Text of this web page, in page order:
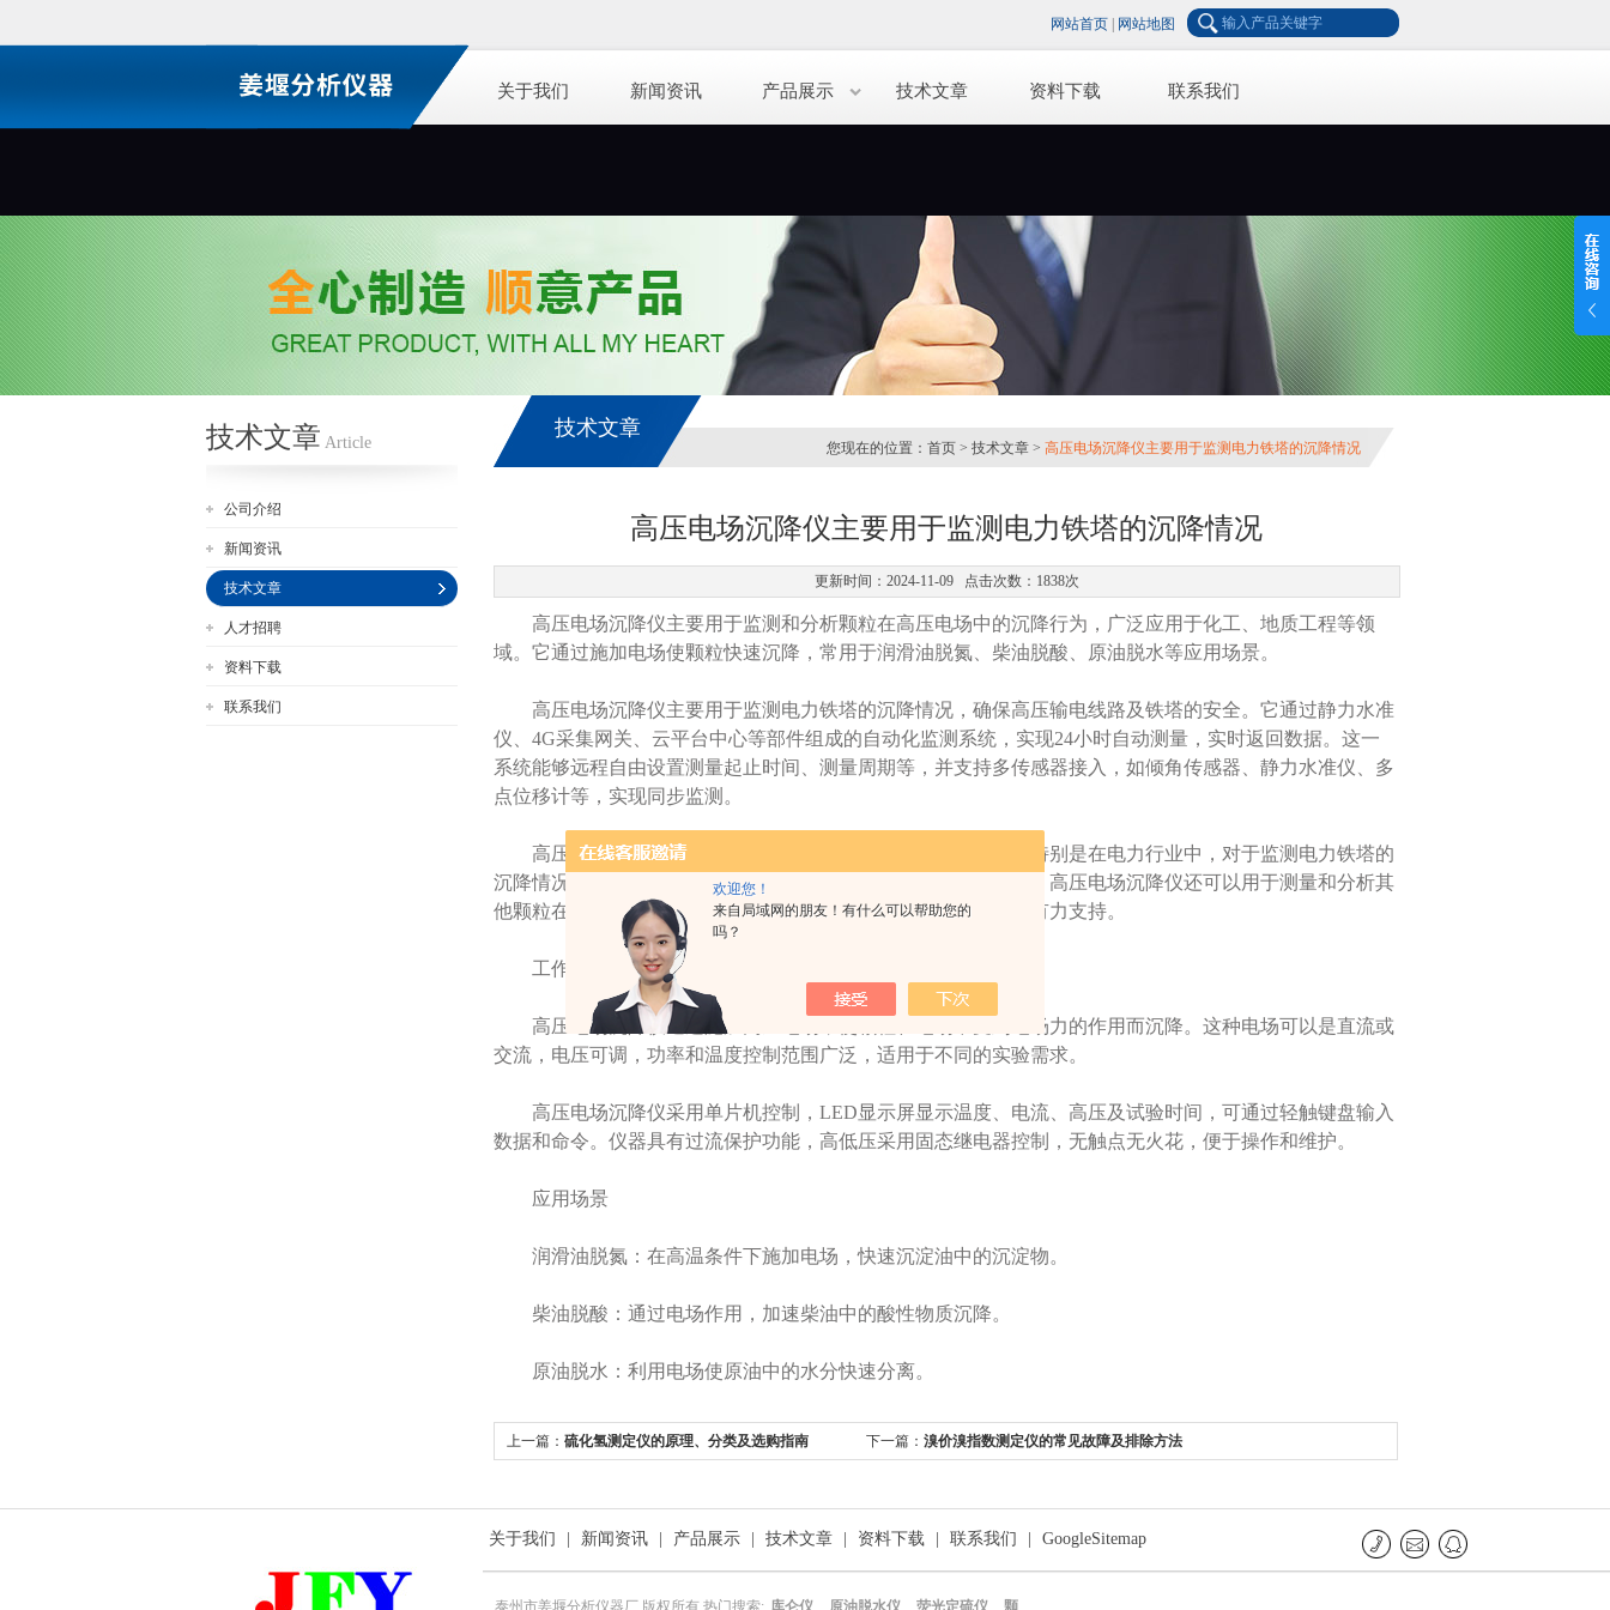
欢迎您！
来自局域网的朋友！有什么可以帮助您的
吗？
网站首页 网站地图
关于我们 新闻资讯 产品展示 技术文章 资料下载 联系我们
技术文章 Article
公司介绍
新闻资讯
技术文章
人才招聘
资料下载
联系我们
技术文章
您现在的位置： 首页 > 技术文章 > 高压电场沉降仪主要用于监测电力铁塔的沉降情况
高压电场沉降仪主要用于监测电力铁塔的沉降情况
更新时间：2024-11-09 点击次数：1838次
‌高压电场沉降仪主要用于监测和分析颗粒在高压电场中的沉降行为，广泛应用于化工、地质工程等领
域‌。它通过施加电场使颗粒快速沉降，常用于润滑油脱氮、柴油脱酸、原油脱水等应用场景‌。
高压电场沉降仪主要用于监测电力铁塔的沉降情况，确保高压输电线路及铁塔的安全。它通过静力水准
仪、4G采集网关、云平台中心等部件组成的自动化监测系统，实现24小时自动测量，实时返回数据。这一
系统能够远程自由设置测量起止时间、测量周期等，并支持多传感器接入，如倾角传感器、静力水准仪、多
点位移计等，实现同步监测。
高压电场沉降仪广泛应用于电力、化工、地质工程等领域，特别是在电力行业中，对于监测电力铁塔的
沉降情况、确保高压输电线路及铁塔的安全具有重要意义。此外，高压电场沉降仪还可以用于测量和分析其
他颗粒在高压电场中的沉降行为，为相关领域的研究和应用提供有力支持。
工作原理
高压电场沉降仪通过施加高压电场，使颗粒在电场中受到电场力的作用而沉降。这种电场可以是直流或
交流，电压可调，功率和温度控制范围广泛，适用于不同的实验需求‌。
高压电场沉降仪采用单片机控制，LED显示屏显示温度、电流、高压及试验时间，可通过轻触键盘输入
数据和命令。仪器具有过流保护功能，高低压采用固态继电器控制，无触点无火花，便于操作和维护‌。
应用场景
‌润滑油脱氮‌：在高温条件下施加电场，快速沉淀油中的沉淀物。
‌柴油脱酸‌：通过电场作用，加速柴油中的酸性物质沉降。
‌原油脱水‌：利用电场使原油中的水分快速分离。
上一篇： 硫化氢测定仪的原理、分类及选购指南 下一篇： 溴价溴指数测定仪的常见故障及排除方法
关于我们 新闻资讯 产品展示 技术文章 资料下载 联系我们 GoogleSitemap
泰州市姜堰分析仪器厂 版权所有 热门搜索: 库仑仪 原油脱水仪 荧光定硫仪 颗